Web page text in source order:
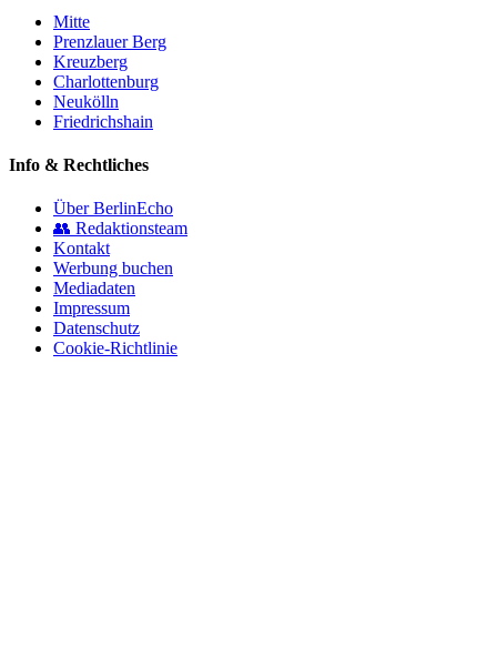
Mitte
Prenzlauer Berg
Kreuzberg
Charlottenburg
Neukölln
Friedrichshain
Info & Rechtliches
Über BerlinEcho
👥 Redaktionsteam
Kontakt
Werbung buchen
Mediadaten
Impressum
Datenschutz
Cookie-Richtlinie